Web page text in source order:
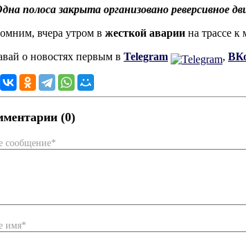
полоса закрыта организовано реверсивное
вчера утром в жесткой аварии на трассе к
о новостях первым в Telegram ,
(0)
сообщение*
имя*